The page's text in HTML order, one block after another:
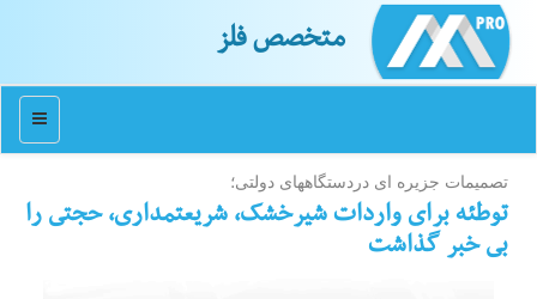
متخصص فلز
منو
تصمیمات جزیره ای دردستگاههای دولتی؛
توطئه برای واردات شیرخشك، شریعتمداری، حجتی را
بی خبر گذاشت